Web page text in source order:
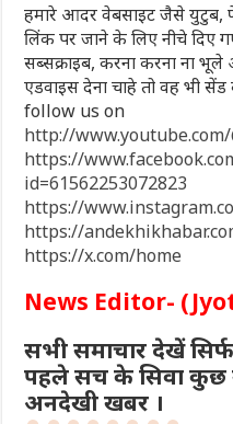
हमारे आदर वेबसाइट जैसे युटुब,
लिंक पर जाने के लिए नीचे दिए
सब्सक्राइब, करना करना ना
एडवाइस देना चाहे तो वह भी सेंड
follow us on
http://
https://
id=61562253072823
https://
https://
https://x.com/home
News Editor-
सभी समाचार देखें
पहले सच के सिवा कुछ
अनदेखी खबर ।